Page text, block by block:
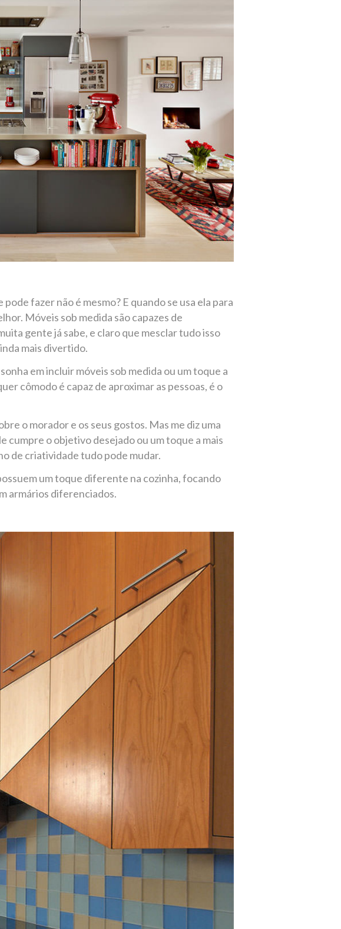
fazer não é mesmo? E quando se usa ela para
Móveis sob medida são capazes de
gente já sabe, e claro que mesclar tudo isso
mais divertido.
em incluir móveis sob medida ou um toque a
cômodo é capaz de aproximar as pessoas, é o
o morador e os seus gostos. Mas me diz uma
cumpre o objetivo desejado ou um toque a mais
de criatividade tudo pode mudar.
um toque diferente na cozinha, focando
armários diferenciados.